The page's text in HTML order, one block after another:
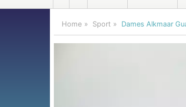
Home Sport Dames Alkmaar